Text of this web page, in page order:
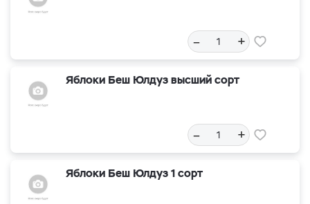
– +
Яблоки Беш Юлдуз высший сорт
– +
Яблоки Беш Юлдуз 1 сорт